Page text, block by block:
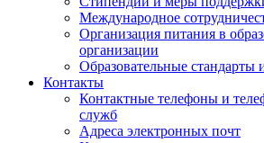
Международное
Организация питания в
организации
Образовательные стандарты
Контакты
Контактные телефоны и
служб
Адреса электронных почт